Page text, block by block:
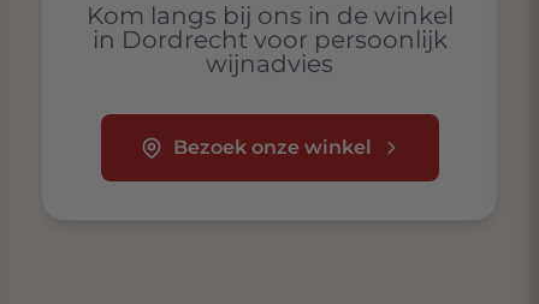
Kom langs bij ons in de winkel
in Dordrecht voor persoonlijk
wijnadvies
Bezoek onze winkel